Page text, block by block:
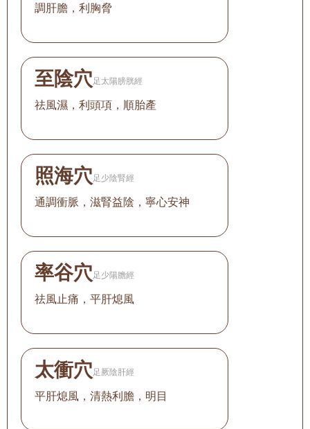
調肝膽，利胸脅
至陰穴 足太陽膀胱經
祛風濕，利頭項，順胎產
照海穴 足少陰腎經
通調衝脈，滋腎益陰，寧心安神
率谷穴 足少陽膽經
祛風止痛，平肝熄風
太衝穴 足厥陰肝經
平肝熄風，清熱利膽，明目